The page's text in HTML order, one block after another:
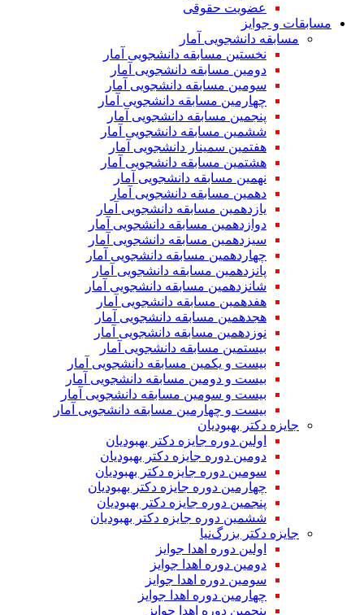
عضویت حقوقی
مسابقات و جوایز
مسابقه دانشجویی آمار
نخستین مسابقه دانشجویی آمار
دومین مسابقه دانشجویی آمار
سومین مسابقه دانشجویی آمار
چهارمین مسابقه دانشجویی آمار
پنجمین مسابقه دانشجویی آمار
ششمین مسابقه دانشجویی آمار
هفتمین سمینار دانشجویی آمار
هشتمین مسابقه دانشجویی آمار
نهمین مسابقه دانشجویی آمار
دهمین مسابقه دانشجویی آمار
یازدهمین مسابقه دانشجویی آمار
دوازدهمین مسابقه دانشجویی آمار
سیزدهمین مسابقه دانشجویی آمار
چهاردهمین مسابقه دانشجویی آمار
پانزدهمین مسابقه دانشجویی آمار
شانزدهمین مسابقه دانشجویی آمار
هفدهمین مسابقه دانشجویی آمار
هجدهمین مسابقه دانشجویی آمار
نوزدهمین مسابقه دانشجویی آمار
بیستمین مسابقه دانشجویی آمار
بیست و یکمین مسابقه دانشجویی آمار
بیست و دومین مسابقه دانشجویی آمار
بیست و سومین مسابقه دانشجویی آمار
بیست و چهارمین مسابقه دانشجویی آمار
جایزه دکتر بهبودیان
اولین دوره جایزه دکتر بهبودیان
دومین دوره جایزه دکتر بهبودیان
سومین دوره جایزه دکتر بهبودیان
چهارمین دوره جایزه دکتر بهبودیان
پنجمین دوره جایزه دکتر بهبودیان
ششمین دوره جایزه دکتر بهبودیان
جایزه دکتر بزرگ‌نیا
اولین دوره اهدا جوایز
دومین دوره اهدا جوایز
سومین دوره اهدا جوایز
چهارمین دوره اهدا جوایز
پنجمین دوره اهدا جوایز